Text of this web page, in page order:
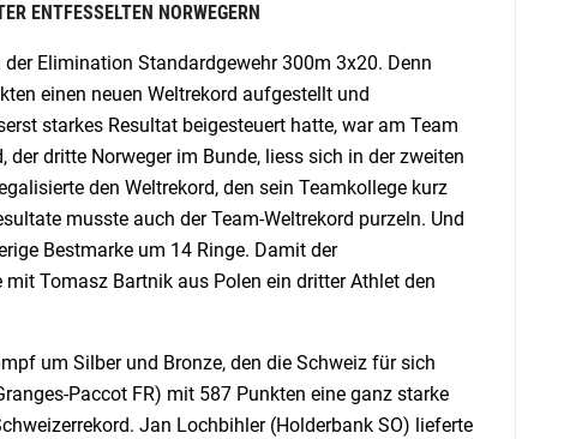
ENTFESSELTEN NORWEGERN
Elimination Standardgewehr 300m 3x20. Denn
einen neuen Weltrekord aufgestellt und
starkes Resultat beigesteuert hatte, war am Team
dritte Norweger im Bunde, liess sich in der zweiten
den Weltrekord, den sein Teamkollege kurz
musste auch der Team-Weltrekord purzeln. Und
Bestmarke um 14 Ringe. Damit der
Tomasz Bartnik aus Polen ein dritter Athlet den
um Silber und Bronze, den die Schweiz für sich
Paccot FR) mit 587 Punkten eine ganz starke
Jan Lochbihler (Holderbank SO) lieferte